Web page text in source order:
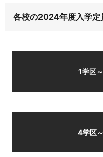
各校の2024年度入学定
1学区
4学区